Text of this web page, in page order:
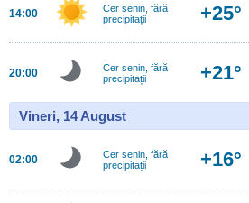
14:00
Cer senin, fără
precipitații
+25°
20:00
Cer senin, fără
precipitații
+21°
Vineri, 14 August
02:00
Cer senin, fără
precipitații
+16°